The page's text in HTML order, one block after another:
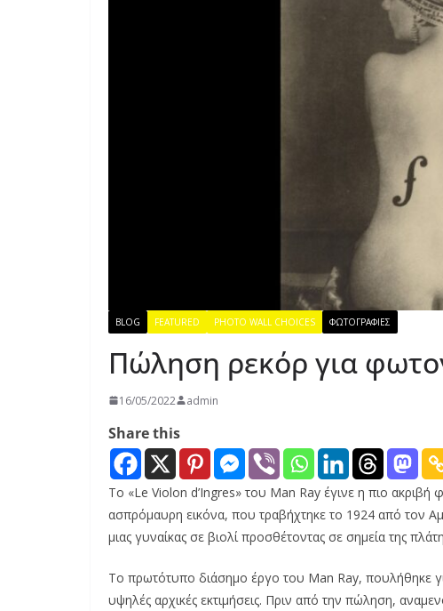
BLOG FEATURED PHOTO WALL CHOICES ΦΩΤΟΓΡΑΦΙΕΣ
Πώληση ρεκόρ για
16/05/2022 admin
Share this
Το «Le Violon d’Ingres» του Man Ray έγινε η πιο
ασπρόμαυρη εικόνα, που τραβήχτηκε το 1924 από τον
μιας γυναίκας σε βιολί προσθέτοντας σε σημεία της
Το πρωτότυπο διάσημο έργο του Man Ray, πουλήθηκε
υψηλές αρχικές εκτιμήσεις. Πριν από την πώληση,